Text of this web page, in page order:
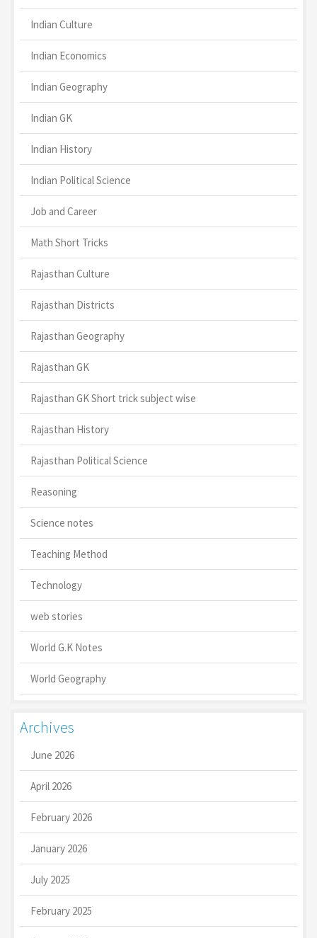
Indian Culture
Indian Economics
Indian Geography
Indian GK
Indian History
Indian Political Science
Job and Career
Math Short Tricks
Rajasthan Culture
Rajasthan Districts
Rajasthan Geography
Rajasthan GK
Rajasthan GK Short trick subject wise
Rajasthan History
Rajasthan Political Science
Reasoning
Science notes
Teaching Method
Technology
web stories
World G.K Notes
World Geography
Archives
June 2026
April 2026
February 2026
January 2026
July 2025
February 2025